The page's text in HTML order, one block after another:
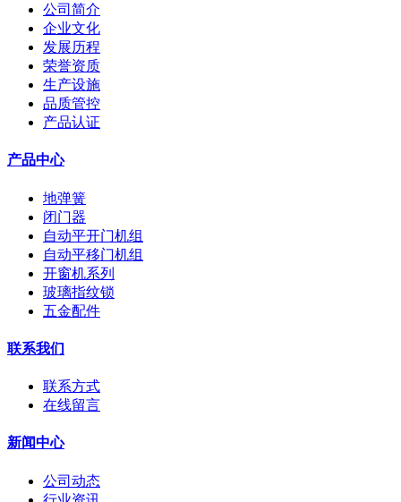
公司简介
企业文化
发展历程
荣誉资质
生产设施
品质管控
产品认证
产品中心
地弹簧
闭门器
自动平开门机组
自动平移门机组
开窗机系列
玻璃指纹锁
五金配件
联系我们
联系方式
在线留言
新闻中心
公司动态